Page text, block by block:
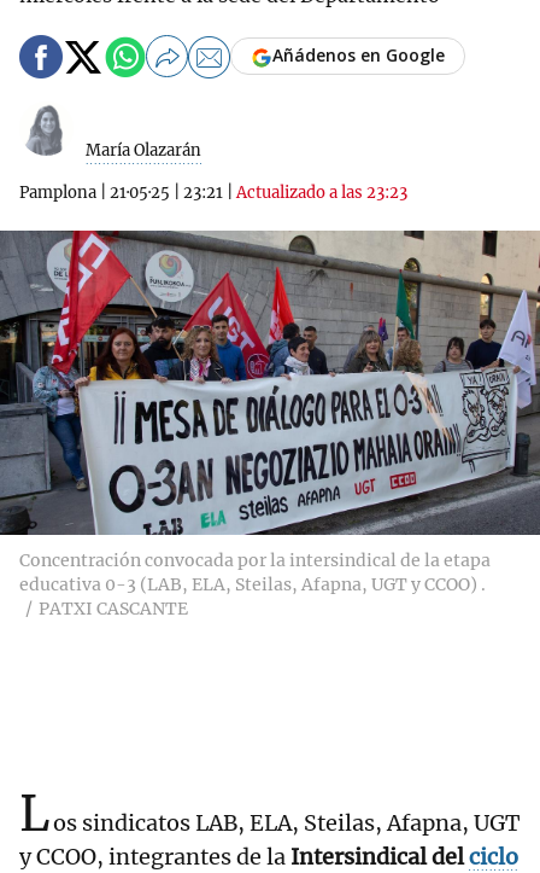
María Olazarán
Pamplona 21·05·25 23:21 |Actualizado a las 23:23
Añádenos en Google
Concentración convocada por la intersindical de la etapa
educativa 0-3 (LAB, ELA, Steilas, Afapna, UGT y CCOO) .
PATXI CASCANTE
Los sindicatos LAB, ELA, Steilas, Afapna, UGT
y CCOO, integrantes de la Intersindical delciclo